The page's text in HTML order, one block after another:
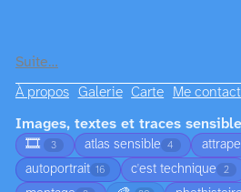
Suite…
À propos Galerie Carte Me
Images, textes et traces
🎞️
3 atlas sensible 4
autoportrait 16 c'est technique 2